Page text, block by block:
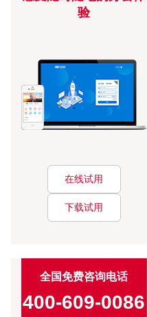
验
在线试用
下载试用
全国免费咨询电话
400-609-0086